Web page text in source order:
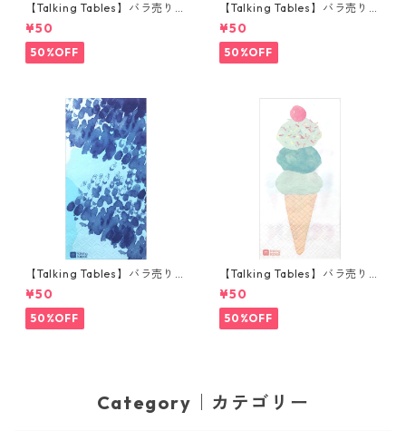
【Talking Tables】バラ売り1
枚 ポケットサイズ ペーパーナ
プキン TRULY ブルー
¥50
50%OFF
【Talking Tables】バラ売り1
枚 ランチサイズ ペーパーナプ
キン FLUORESCENT FLORAL
ブルー
¥50
50%OFF
【Talking Tables】バラ売り1
枚 ランチサイズ ペーパーナプ
キン COASTAL ブルー
¥50
50%OFF
【Talking Tables】バラ売り1
枚 ランチサイズ ペーパーナプ
キン WE LOVE ICE CREAM ホ
ワイト
¥50
50%OFF
Category｜カテゴリー